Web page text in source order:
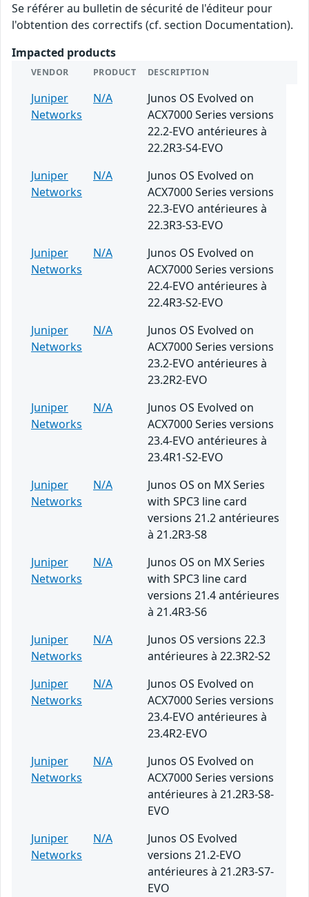
Se référer au bulletin de sécurité de l'éditeur pour
l'obtention des correctifs (cf. section Documentation).
Impacted products
VENDOR PRODUCT DESCRIPTION
Juniper
Networks
N/A
Junos OS Evolved on
ACX7000 Series versions
22.2-EVO antérieures à
22.2R3-S4-EVO
Juniper
Networks
N/A
Junos OS Evolved on
ACX7000 Series versions
22.3-EVO antérieures à
22.3R3-S3-EVO
Juniper
Networks
N/A
Junos OS Evolved on
ACX7000 Series versions
22.4-EVO antérieures à
22.4R3-S2-EVO
Juniper
Networks
N/A
Junos OS Evolved on
ACX7000 Series versions
23.2-EVO antérieures à
23.2R2-EVO
Juniper
Networks
N/A
Junos OS Evolved on
ACX7000 Series versions
23.4-EVO antérieures à
23.4R1-S2-EVO
Juniper
Networks
N/A
Junos OS on MX Series
with SPC3 line card
versions 21.2 antérieures
à 21.2R3-S8
Juniper
Networks
N/A
Junos OS on MX Series
with SPC3 line card
versions 21.4 antérieures
à 21.4R3-S6
Juniper
Networks
N/A
Junos OS versions 22.3
antérieures à 22.3R2-S2
Juniper
Networks
N/A
Junos OS Evolved on
ACX7000 Series versions
23.4-EVO antérieures à
23.4R2-EVO
Juniper
Networks
N/A
Junos OS Evolved on
ACX7000 Series versions
antérieures à 21.2R3-S8-
EVO
Juniper
Networks
N/A
Junos OS Evolved
versions 21.2-EVO
antérieures à 21.2R3-S7-
EVO